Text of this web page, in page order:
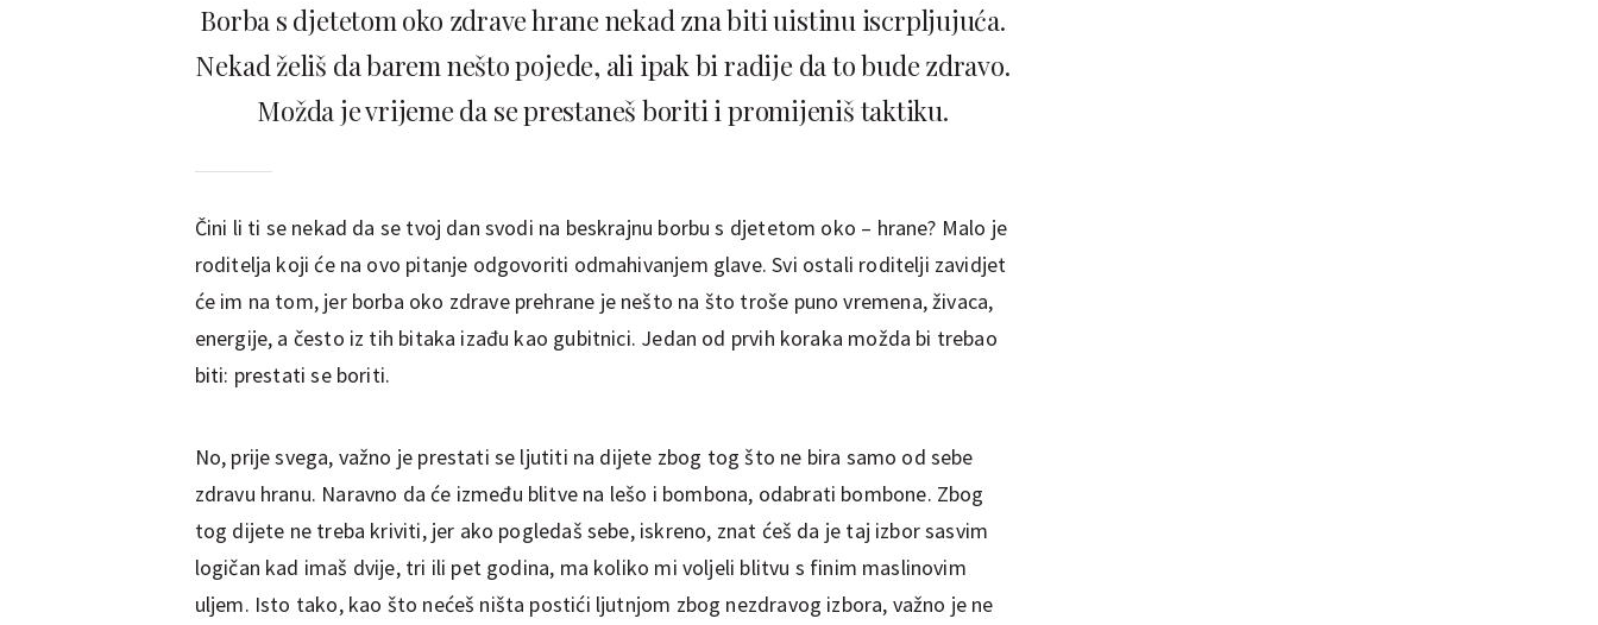
Borba s djetetom oko zdrave hrane nekad zna biti uistinu iscrpljujuća.
Nekad želiš da barem nešto pojede, ali ipak bi radije da to bude zdravo.
Možda je vrijeme da se prestaneš boriti i promijeniš taktiku.
Čini li ti se nekad da se tvoj dan svodi na beskrajnu borbu s djetetom oko – hrane? Malo je
roditelja koji će na ovo pitanje odgovoriti odmahivanjem glave. Svi ostali roditelji zavidjet
će im na tom, jer borba oko zdrave prehrane je nešto na što troše puno vremena, živaca,
energije, a često iz tih bitaka izađu kao gubitnici. Jedan od prvih koraka možda bi trebao
biti: prestati se boriti.
No, prije svega, važno je prestati se ljutiti na dijete zbog tog što ne bira samo od sebe
zdravu hranu. Naravno da će između blitve na lešo i bombona, odabrati bombone. Zbog
tog dijete ne treba kriviti, jer ako pogledaš sebe, iskreno, znat ćeš da je taj izbor sasvim
logičan kad imaš dvije, tri ili pet godina, ma koliko mi voljeli blitvu s finim maslinovim
uljem. Isto tako, kao što nećeš ništa postići ljutnjom zbog nezdravog izbora, važno je ne